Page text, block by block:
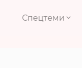
Спецтеми